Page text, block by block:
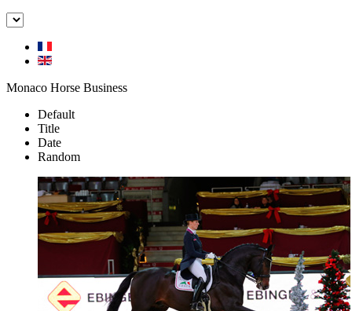
Monaco Horse Business
Default
Title
Date
Random